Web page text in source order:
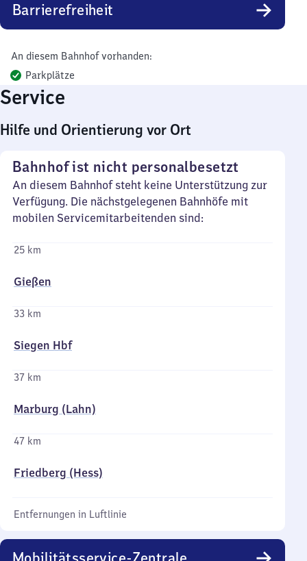
Barrierefreiheit
An diesem Bahnhof vorhanden:
Parkplätze
Service
Hilfe und Orientierung vor Ort
Bahnhof ist nicht personalbesetzt
An diesem Bahnhof steht keine Unterstützung zur
Verfügung. Die nächstgelegenen Bahnhöfe mit
mobilen Servicemitarbeitenden sind:
25 km
Gießen
33 km
Siegen Hbf
37 km
Marburg (Lahn)
47 km
Friedberg (Hess)
Entfernungen in Luftlinie